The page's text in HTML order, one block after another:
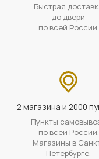
Быстрая
до двери
по всей России.
2 магазина и 2000
Пункты
по всей России.
Магазины в
Петербурге.